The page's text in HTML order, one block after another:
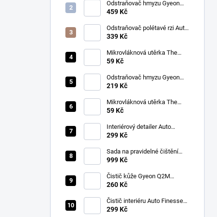
Odstraňovač hmyzu Gyeon
Q2M Bug&Grime (1 L)
459 Kč
Odstraňovač polétavé rzi Auto
Finesse Iron Out
ml)
339 Kč
Mikrovláknová utěrka The
Collection Allround & Coating
Blue)
59 Kč
Odstraňovač hmyzu Gyeon
Q2M Bug&Grime (500 ml)
219 Kč
Mikrovláknová utěrka The
Collection Allround & Coating
59 Kč
Interiérový detailer Auto
Finesse Spritz Interior Detail
299 Kč
Sada na pravidelné čištění
kůže v automobilu od Auto
999 Kč
Čistič kůže Gyeon Q2M
LeatherCleaner NATURAL
260 Kč
Čistič interiéru Auto Finesse
Total Interior Cleaner (500 ml)
299 Kč